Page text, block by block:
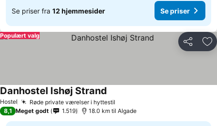
Se priser fra 12 hjemmesider Se priser
Del
Populært valg
Hostel Røde private værelser i hyttestil
Danhostel Ishøj Strand
8,1 Meget godt 1.519 18.0 km til Algade